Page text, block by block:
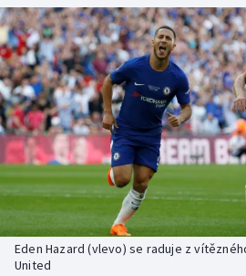
Cyklistika
DALŠÍ SPORTY
Americký fotbal
Baseball a softbal
Basketbal
Biatlon
NEPŘEHLÉDNĚTE
Soutěže
Historické návraty
Aplikace ČT sport
Eden Hazard (vlevo) se raduje z
United